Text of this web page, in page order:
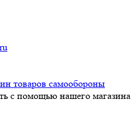
с помощью нашего магазина